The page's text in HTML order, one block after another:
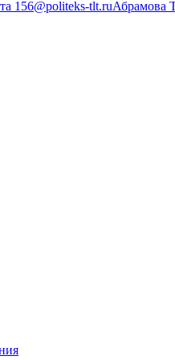
156@politeks-tlt.ruАбрамова